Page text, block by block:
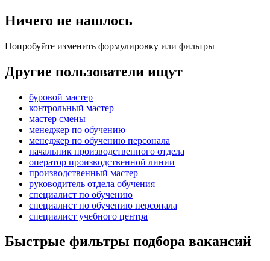
Ничего не нашлось
Попробуйте изменить формулировку или фильтры
Другие пользователи ищут
буровой мастер
контрольный мастер
мастер смены
менеджер по обучению
менеджер по обучению персонала
начальник производственного отдела
оператор производственной линии
производственный мастер
руководитель отдела обучения
специалист по обучению
специалист по обучению персонала
специалист учебного центра
Быстрые фильтры подбора вакансий